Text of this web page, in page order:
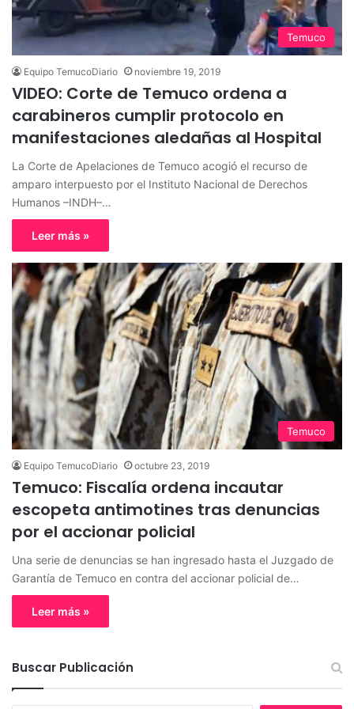
Temuco
Equipo TemucoDiario noviembre 19, 2019
VIDEO: Corte de Temuco ordena a
carabineros cumplir protocolo en
manifestaciones aledañas al Hospital
La Corte de Apelaciones de Temuco acogió el recurso de
amparo interpuesto por el Instituto Nacional de Derechos
Humanos –INDH–…
Leer más »
Temuco
Equipo TemucoDiario octubre 23, 2019
Temuco: Fiscalía ordena incautar
escopeta antimotines tras denuncias
por el accionar policial
Una serie de denuncias se han ingresado hasta el Juzgado de
Garantía de Temuco en contra del accionar policial de…
Leer más »
Buscar Publicación